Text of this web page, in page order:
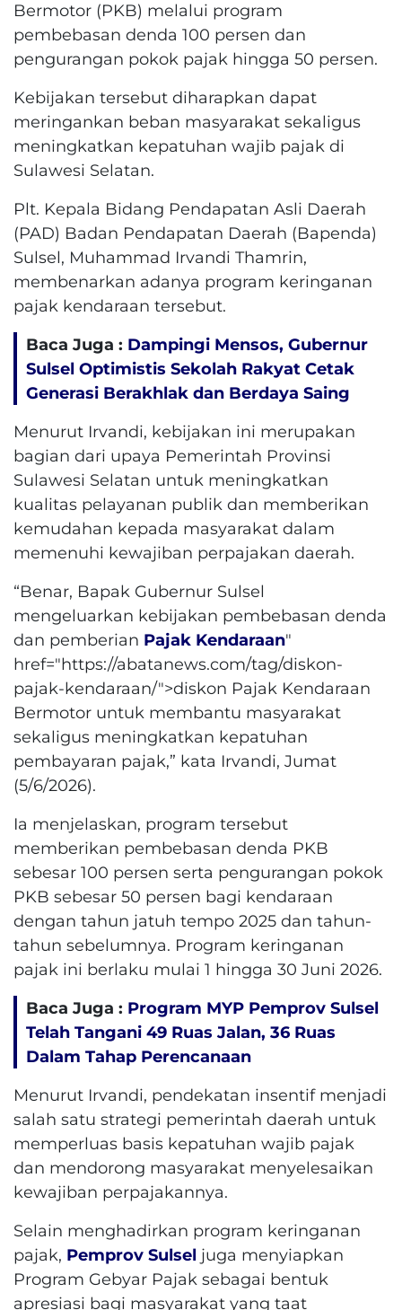
Bermotor (PKB) melalui program
pembebasan denda 100 persen dan
pengurangan pokok pajak hingga 50 persen.
Kebijakan tersebut diharapkan dapat
meringankan beban masyarakat sekaligus
meningkatkan kepatuhan wajib pajak di
Sulawesi Selatan.
Plt. Kepala Bidang Pendapatan Asli Daerah
(PAD) Badan Pendapatan Daerah (Bapenda)
Sulsel, Muhammad Irvandi Thamrin,
membenarkan adanya program keringanan
pajak kendaraan tersebut.
Baca Juga : Dampingi Mensos, Gubernur
Sulsel Optimistis Sekolah Rakyat Cetak
Generasi Berakhlak dan Berdaya Saing
Menurut Irvandi, kebijakan ini merupakan
bagian dari upaya Pemerintah Provinsi
Sulawesi Selatan untuk meningkatkan
kualitas pelayanan publik dan memberikan
kemudahan kepada masyarakat dalam
memenuhi kewajiban perpajakan daerah.
“Benar, Bapak Gubernur Sulsel
mengeluarkan kebijakan pembebasan denda
dan pemberian Pajak Kendaraan"
href="https://abatanews.com/tag/diskon-
pajak-kendaraan/">diskon Pajak Kendaraan
Bermotor untuk membantu masyarakat
sekaligus meningkatkan kepatuhan
pembayaran pajak,” kata Irvandi, Jumat
(5/6/2026).
Ia menjelaskan, program tersebut
memberikan pembebasan denda PKB
sebesar 100 persen serta pengurangan pokok
PKB sebesar 50 persen bagi kendaraan
dengan tahun jatuh tempo 2025 dan tahun-
tahun sebelumnya. Program keringanan
pajak ini berlaku mulai 1 hingga 30 Juni 2026.
Baca Juga : Program MYP Pemprov Sulsel
Telah Tangani 49 Ruas Jalan, 36 Ruas
Dalam Tahap Perencanaan
Menurut Irvandi, pendekatan insentif menjadi
salah satu strategi pemerintah daerah untuk
memperluas basis kepatuhan wajib pajak
dan mendorong masyarakat menyelesaikan
kewajiban perpajakannya.
Selain menghadirkan program keringanan
pajak, Pemprov Sulsel juga menyiapkan
Program Gebyar Pajak sebagai bentuk
apresiasi bagi masyarakat yang taat